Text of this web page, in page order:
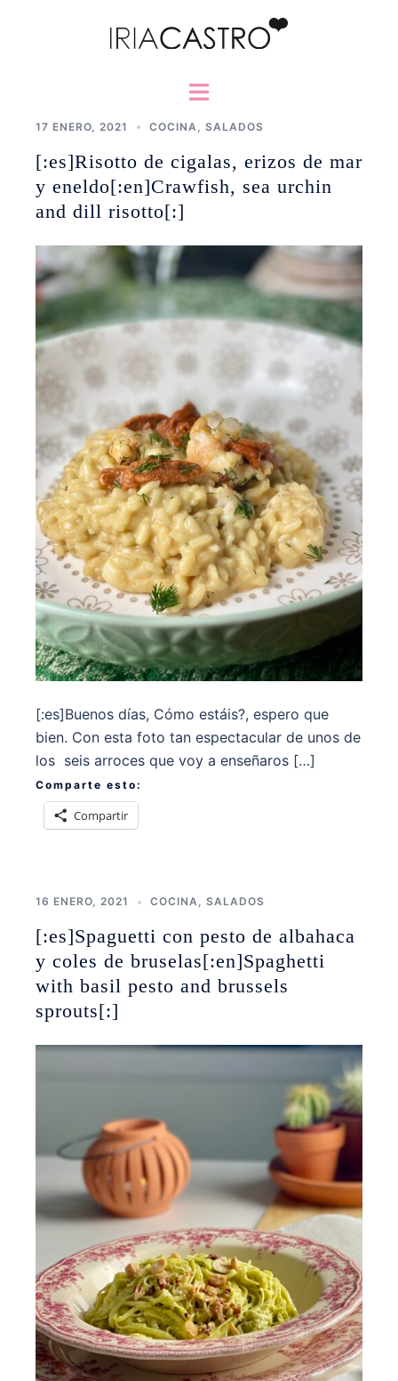
Alternar
17 ENERO, 2021 COCINA SALADOS
[:es]Risotto de cigalas, erizos de mar
y eneldo[:en]Crawfish, sea urchin
and dill risotto[:]
[:es]Buenos días, Cómo estáis?, espero que
bien. Con esta foto tan espectacular de unos de
los seis arroces que voy a enseñaros […]
Comparte esto:
Compartir
16 ENERO, 2021 COCINA, SALADOS
[:es]Spaguetti con pesto de albahaca
y coles de bruselas[:en]Spaghetti
with basil pesto and brussels
sprouts[:]